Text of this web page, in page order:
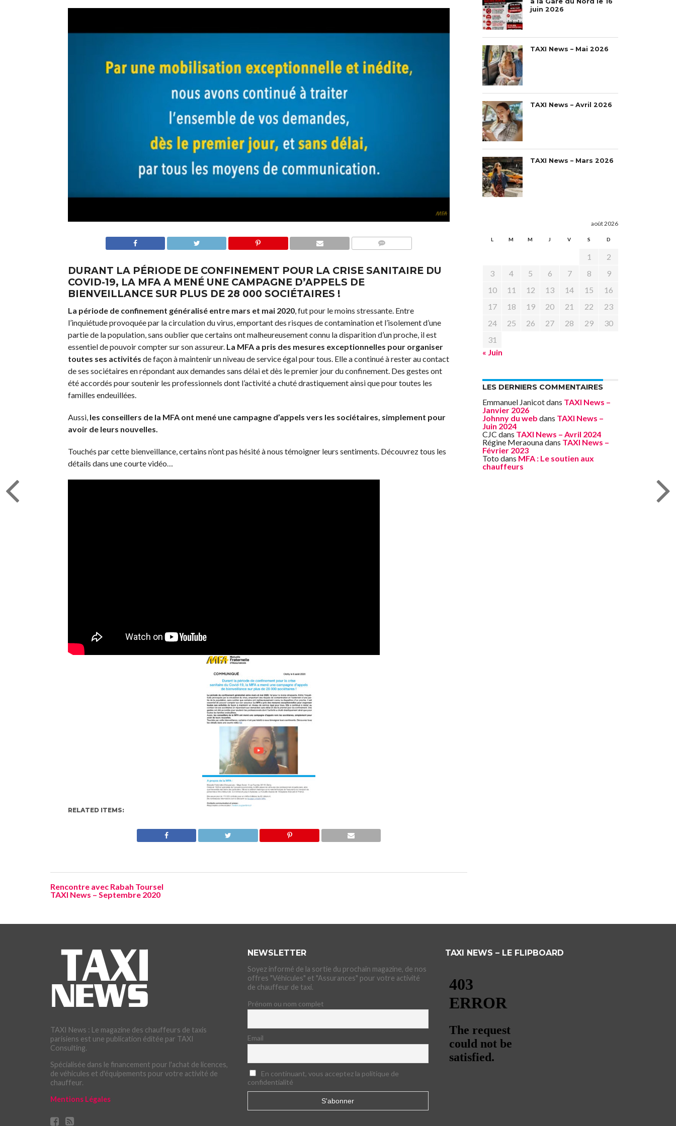
DURANT LA PÉRIODE DE CONFINEMENT POUR LA CRISE SANITAIRE DU
COVID-19, LA MFA A MENÉ UNE CAMPAGNE D’APPELS DE
BIENVEILLANCE SUR PLUS DE 28 000 SOCIÉTAIRES !
La période de confinement généralisé entre mars et mai 2020, fut pour le moins stressante. Entre
l’inquiétude provoquée par la circulation du virus, emportant des risques de contamination et l’isolement d’une
partie de la population, sans oublier que certains ont malheureusement connu la disparition d’un proche, il est
essentiel de pouvoir compter sur son assureur. La MFA a pris des mesures exceptionnelles pour organiser
toutes ses activités de façon à maintenir un niveau de service égal pour tous. Elle a continué à rester au contact
de ses sociétaires en répondant aux demandes sans délai et dès le premier jour du confinement. Des gestes ont
été accordés pour soutenir les professionnels dont l’activité a chuté drastiquement ainsi que pour toutes les
familles endeuillées.
Aussi, les conseillers de la MFA ont mené une campagne d’appels vers les sociétaires, simplement pour
avoir de leurs nouvelles.
Touchés par cette bienveillance, certains n’ont pas hésité à nous témoigner leurs sentiments. Découvrez tous les
détails dans une courte vidéo…
RELATED ITEMS:
Rencontre avec Rabah Toursel
TAXI News – Septembre 2020
juin 2026
TAXI News – Mai 2026
TAXI News – Avril 2026
TAXI News – Mars 2026
août 2026
L M M J V S D
1
2
3
4 5 6 7 8
9
10
11 12 13 14 15
16
17
18 19 20 21 22
23
24
25 26 27 28 29
30
31
« Juin
LES DERNIERS COMMENTAIRES
Emmanuel Janicotdans TAXI News –
Janvier 2026
Johnny du web dans TAXI News –
Juin 2024
CJC dans TAXI News – Avril 2024
Régine Meraounadans TAXI News –
Février 2023
Toto dans MFA : Le soutien aux
chauffeurs
TAXI News : Le magazine des chauffeurs de taxis
parisiens est une publication éditée par TAXI
Consulting.
Spécialisée dans le financement pour l'achat de licences,
de véhicules et d'équipements pour votre activité de
chauffeur.
Mentions Légales
NEWSLETTER
Soyez informé de la sortie du prochain magazine, de nos
offres "Véhicules" et "Assurances" pour votre activité
de chauffeur de taxi.
Prénom ou nom complet
Email
En continuant, vous acceptez la politique de
confidentialité
TAXI NEWS – LE FLIPBOARD